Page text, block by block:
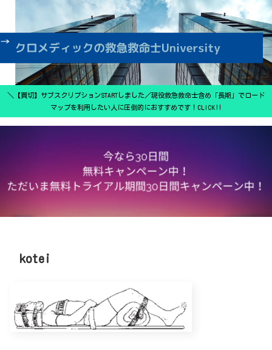
＼【買切】サブスクリプションSTARTしました／現役救急救命士含め「長期」でロード
マップを利用したい人に圧倒的におすすめです！CLICK‼
kotei